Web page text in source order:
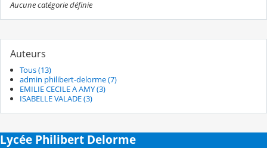
Aucune catégorie définie
Auteurs
Tous (13)
admin philibert-delorme (7)
EMILIE CECILE A AMY (3)
ISABELLE VALADE (3)
Lycée Philibert Delorme